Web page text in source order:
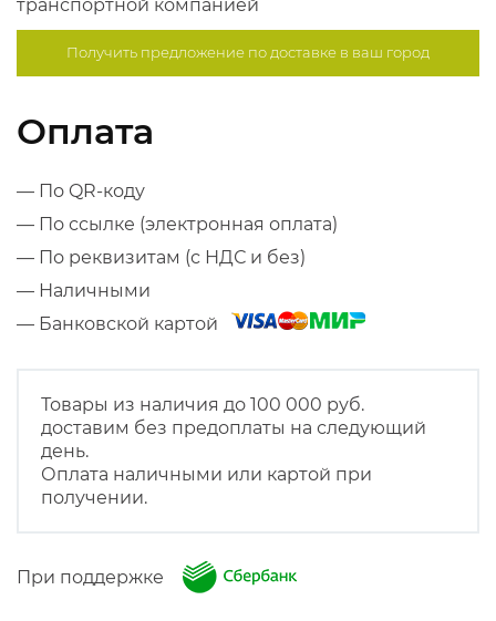
транспортной компанией
Получить предложение подоставке в ваш город
Оплата
— По QR-коду
— По ссылке (электронная оплата)
— По реквизитам (с НДС и без)
— Наличными
— Банковской картой
Товары из наличия до 100 000 руб.
доставим без предоплаты на следующий
день.
Оплата наличными или картой при
получении.
При поддержке